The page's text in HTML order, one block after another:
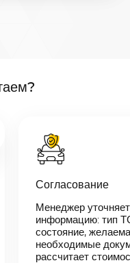
Согласование
Менеджер уточняет
информацию: тип
состояние,
необходимые
рассчитает